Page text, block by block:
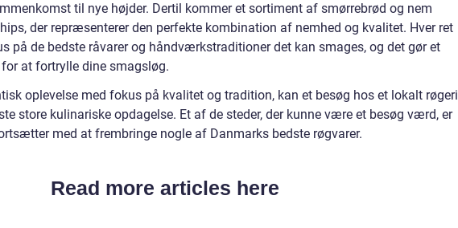
til nye højder. Dertil kommer et sortiment af smørrebrød og nem
der repræsenterer den perfekte kombination af nemhed og kvalitet. Hver ret
på de bedste råvarer og håndværkstraditioner det kan smages, og det gør et
at fortrylle dine smagsløg.
oplevelse med fokus på kvalitet og tradition, kan et besøg hos et lokalt røgeri
store kulinariske opdagelse. Et af de steder, der kunne være et besøg værd, er
med at frembringe nogle af Danmarks bedste røgvarer.
Read more articles here